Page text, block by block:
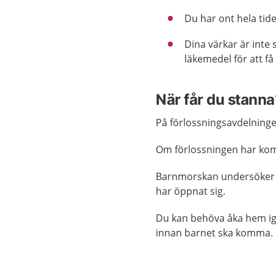
Du har ont hela
Dina värkar är inte
läkemedel för att
När får du
På
Om förlossningen har
Barnmorskan
har öppnat sig.
Du kan behöva åka hem
innan barnet ska